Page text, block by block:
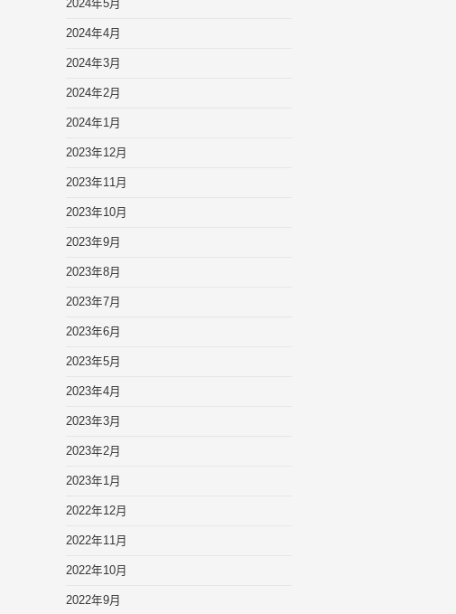
2024年5月
2024年4月
2024年3月
2024年2月
2024年1月
2023年12月
2023年11月
2023年10月
2023年9月
2023年8月
2023年7月
2023年6月
2023年5月
2023年4月
2023年3月
2023年2月
2023年1月
2022年12月
2022年11月
2022年10月
2022年9月